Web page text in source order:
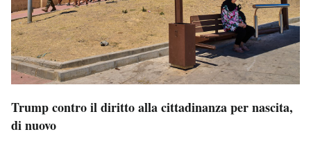
Trump contro il diritto alla cittadinanza per nascita,
di nuovo